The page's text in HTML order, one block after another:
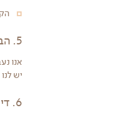
5. הבסיס החוקי לאיסוף המידע
אנו
יש
6. דיוור ישיר אלקטרוני ויצירת קשר עם המשתמש